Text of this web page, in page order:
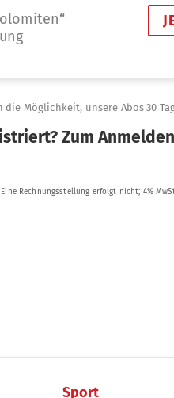
Sport